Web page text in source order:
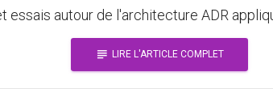
autour de l'architecture ADR
subject LIRE L'ARTICLE COMPLET